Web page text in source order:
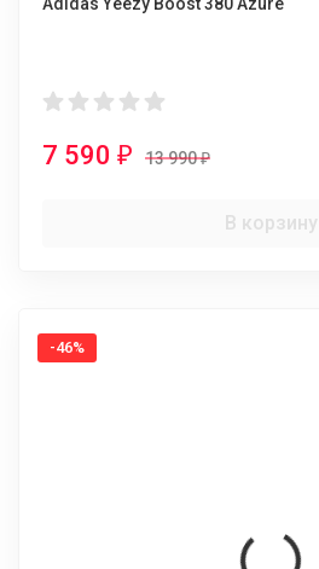
7 590 ₽ 13 990₽
В корзину
-46%